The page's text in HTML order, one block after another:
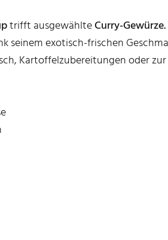
trifft ausgewählteCurry-Gewürze.
seinem exotisch-frischen
Kartoffelzubereitungen oder zur